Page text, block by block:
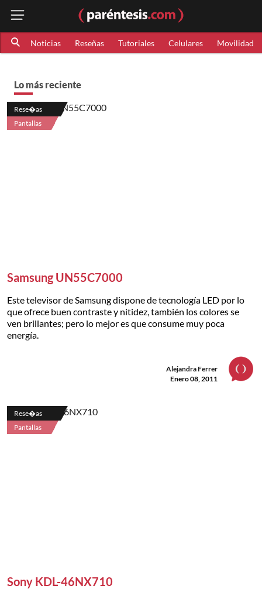
Noticias Reseñas Tutoriales Celulares Movilidad
Lo más reciente
Rese�as
Pantallas
Samsung UN55C7000
Este televisor de Samsung dispone de tecnología LED por lo
que ofrece buen contraste y nitidez, también los colores se
ven brillantes; pero lo mejor es que consume muy poca
energía.
Alejandra Ferrer
Enero 08, 2011
Rese�as
Pantallas
Sony KDL-46NX710